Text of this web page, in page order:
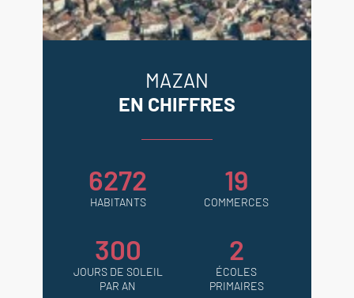
MAZAN
EN CHIFFRES
6272
HABITANTS
19
COMMERCES
300
JOURS DE SOLEIL
PAR AN
2
ÉCOLES
PRIMAIRES